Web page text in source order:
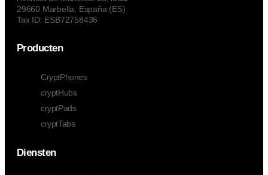
29660 Marbella, España (ES)
Tax ID: ESB72758436
Producten
CryptPhones
cryptHubs
cryptPads
cryptTabs
Diensten